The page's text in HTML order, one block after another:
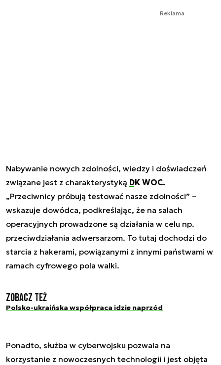
Reklama
Nabywanie nowych zdolności, wiedzy i doświadczeń
związane jest z charakterystyką DK WOC.
„Przeciwnicy próbują testować nasze zdolności” –
wskazuje dowódca, podkreślając, że na salach
operacyjnych prowadzone są działania w celu np.
przeciwdziałania adwersarzom. To tutaj dochodzi do
starcia z hakerami, powiązanymi z innymi państwami w
ramach cyfrowego pola walki.
Zobacz też
Polsko-ukraińska współpraca idzie naprzód
Ponadto, służba w cyberwojsku pozwala na
korzystanie z nowoczesnych technologii i jest objęta